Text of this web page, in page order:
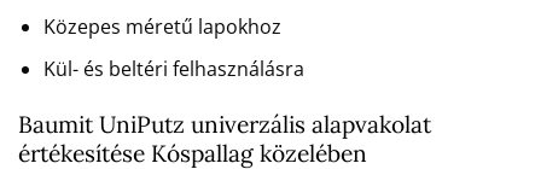
Közepes méretű lapokhoz
Kül- és beltéri felhasználásra
Baumit UniPutz univerzális alapvakolat
értékesítése Kóspallag közelében